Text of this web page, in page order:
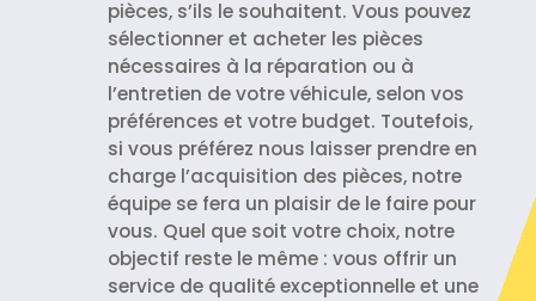
pièces, s’ils le souhaitent. Vous pouvez
sélectionner et acheter les pièces
nécessaires à la réparation ou à
l’entretien de votre véhicule, selon vos
préférences et votre budget. Toutefois,
si vous préférez nous laisser prendre en
charge l’acquisition des pièces, notre
équipe se fera un plaisir de le faire pour
vous. Quel que soit votre choix, notre
objectif reste le même : vous offrir un
service de qualité exceptionnelle et une